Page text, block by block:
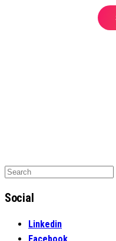
Search
Social
Linkedin